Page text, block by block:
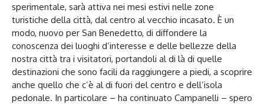
sperimentale, sarà attiva nei mesi estivi nelle zone
turistiche della città, dal centro al vecchio incasato. È un
modo, nuovo per San Benedetto, di diffondere la
conoscenza dei luoghi d’interesse e delle bellezze della
nostra città tra i visitatori, portandoli al di là di quelle
destinazioni che sono facili da raggiungere a piedi, a scoprire
anche quello che c’è al di fuori del centro e dell’isola
pedonale. In particolare – ha continuato Campanelli – spero